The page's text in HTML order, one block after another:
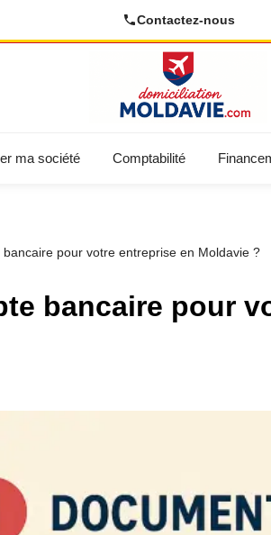
Contactez-nous
ma société Comptabilité
pour votre entreprise en Moldavie ?
bancaire pour